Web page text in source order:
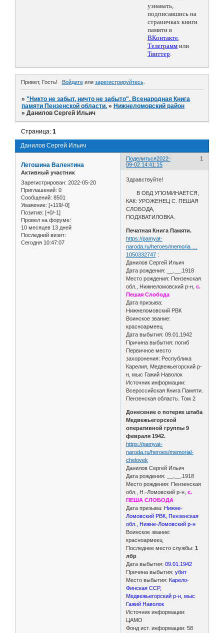
узнавать,
подписавшись на
страничках книги
памяти в
ВКонтакте,
Телеграмм или
Твиттер.
Привет, Гость! Войдитеили зарегистрируйтесь.
»"Никто не забыт, ничто не забыто". Всенародная Книга
памяти Пензенской области. » Нижнеломовский район
»Данилов Сергей Ильич
Данилов Сергей Ильич
Страница:1
Поделиться 1
2022-
09-02 14:41:15
Легошина Валентина
Активный участник
Зарегистрирован: 2022-05-20
Приглашений: 0
Сообщений: 8501
Уважение: [+119/-0]
Позитив: [+0/-1]
Провел на форуме:
10 месяцев 13 дней
Последний визит:
Сегодня 10:47:07
Здравствуйте!
В ОБД УПОМИНАЕТСЯ,
КАК: УРОЖЕНЕЦ С. ПЕШАЯ
СЛОБОДА,
ПОДХВАТИЛОВКА.
Печатная Книга Памяти.
https://pamyat-
naroda.ru/heroes/memoria …
1050332747 :
Данилов Сергей Ильич
Дата рождения: __.__.1918
Место рождения: Пензенская
обл., Нижнеломовский р-н, с.
Пешая Слобода
Дата призыва:
Нижнеломовский РВК
Воинское звание:
красноармеец
Дата выбытия: 09.01.1942
Причина выбытия: погиб
Первичное место
захоронения: Республика
Карелия, Медвежьегорский р-
н, мыс Гажий Наволок
Источник информации:
Всероссийская Книга Памяти.
Пензенская область. Том 2
Донесение о потерях штаба
Медвежьегорской
оперативной группы 9
февраля 1942.
https://pamyat-
naroda.ru/heroes/memorial-
chelovek
Данилов Сергей Ильич
Дата рождения: __.__.1918
Место рождения: Пензенская
обл., Н.-Ломовский р-н,с.
ПЕША СЛОБОДА
Дата призыва: Нижне-
Ломовский РВК, Пензенская
обл., Нижне-Ломовский р-н
Воинское звание:
красноармеец
Последнее место службы:1
лбр
Дата выбытия:09.01.1942
Причина выбытия:убит
Место выбытия: Карело-
Финская ССР,
Медвежьегорский р-н, мыс
Гажий Наволок
Источник информации:
ЦАМО
Фонд ист. информации: 58